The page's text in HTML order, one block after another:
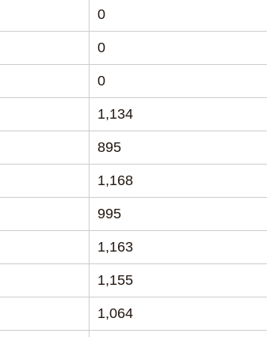
0
0
0
1,134
895
1,168
995
1,163
1,155
1,064